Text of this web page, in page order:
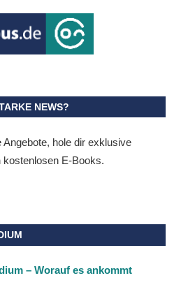
NEWS?
hole dir exklusive
kostenlosen E-Books.
– Worauf es ankommt